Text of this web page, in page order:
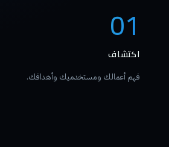
01
اكتشاف
فهم أعمالك ومستخدميك وأهدافك.